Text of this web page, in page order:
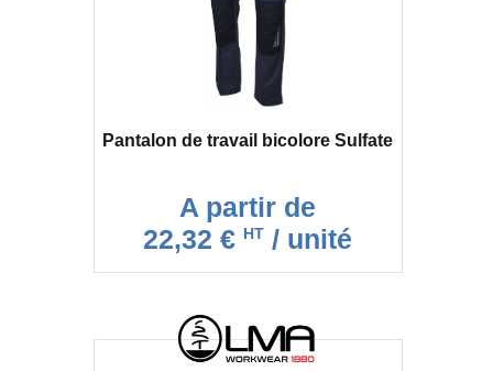
Pantalon de travail bicolore Sulfate
A partir de
22,32 € HT / unité